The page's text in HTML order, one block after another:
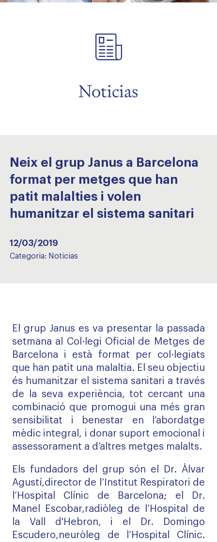
Noticias
Neix el grup Janus a Barcelona
format per metges que han
patit malalties i volen
humanitzar el sistema sanitari
12/03/2019
Categoria: Noticias
El grup Janus es va presentar la passada
setmana al Col·legi Oficial de Metges de
Barcelona i està format per col·legiats
que han patit una malaltia. El seu objectiu
és humanitzar el sistema sanitari a través
de la seva experiència, tot cercant una
combinació que promogui una més gran
sensibilitat i benestar en l’abordatge
mèdic integral, i donar suport emocional i
assessorament a d’altres metges malalts.
Els fundadors del grup són el Dr. Àlvar
Agustí,director de l’Institut Respiratori de
l’Hospital Clínic de Barcelona; el Dr.
Manel Escobar,radiòleg de l’Hospital de
la Vall d'Hebron, i el Dr. Domingo
Escudero,neuròleg de l’Hospital Clínic.